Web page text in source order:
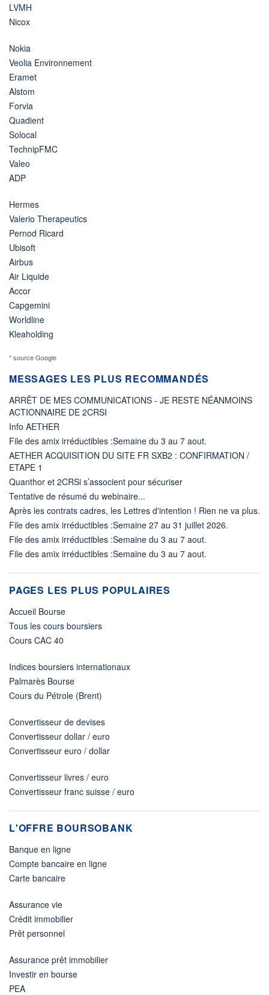
LVMH
Nicox
Nokia
Veolia Environnement
Eramet
Alstom
Forvia
Quadient
Solocal
TechnipFMC
Valeo
ADP
Hermes
Valerio Therapeutics
Pernod Ricard
Ubisoft
Airbus
Air Liquide
Accor
Capgemini
Worldline
Kleaholding
* source Google
MESSAGES LES PLUS RECOMMANDÉS
ARRÊT DE MES COMMUNICATIONS - JE RESTE NÉANMOINS
ACTIONNAIRE DE 2CRSI
Info AETHER
File des amix irréductibles :Semaine du 3 au 7 aout.
AETHER ACQUISITION DU SITE FR SXB2 : CONFIRMATION /
ETAPE 1
Quanthor et 2CRSi s’associent pour sécuriser
Tentative de résumé du webinaire...
Après les contrats cadres, les Lettres d'intention ! Rien ne va plus.
File des amix irréductibles :Semaine 27 au 31 juillet 2026.
File des amix irréductibles :Semaine du 3 au 7 aout.
File des amix irréductibles :Semaine du 3 au 7 aout.
PAGES LES PLUS POPULAIRES
Accueil Bourse
Tous les cours boursiers
Cours CAC 40
Indices boursiers internationaux
Palmarès Bourse
Cours du Pétrole (Brent)
Convertisseur de devises
Convertisseur dollar / euro
Convertisseur euro / dollar
Convertisseur livres / euro
Convertisseur franc suisse / euro
L'OFFRE BOURSOBANK
Banque en ligne
Compte bancaire en ligne
Carte bancaire
Assurance vie
Crédit immobilier
Prêt personnel
Assurance prêt immobilier
Investir en bourse
PEA